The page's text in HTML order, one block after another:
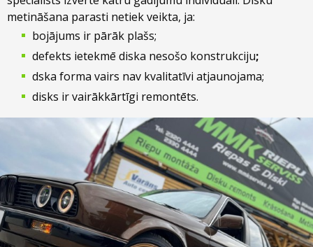
metināšana parasti netiek veikta, ja:
bojājums ir pārāk plašs;
defekts ietekmē diska nesošo konstrukciju;
dska forma vairs nav kvalitatīvi atjaunojama;
disks ir vairākkārtīgi remontēts.